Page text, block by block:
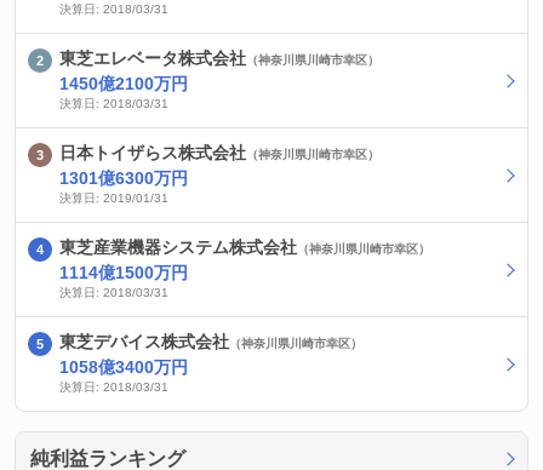
決算日: 2018/03/31
東芝エレベータ株式会社 （神奈川県川崎市幸区）
1450億2100万円
決算日: 2018/03/31
日本トイザらス株式会社 （神奈川県川崎市幸区）
1301億6300万円
決算日: 2019/01/31
東芝産業機器システム株式会社 （神奈川県川崎市幸区）
1114億1500万円
決算日: 2018/03/31
東芝デバイス株式会社 （神奈川県川崎市幸区）
1058億3400万円
決算日: 2018/03/31
純利益ランキング